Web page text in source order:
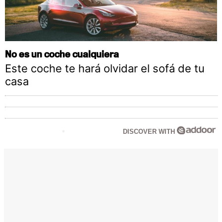
No es un coche cualquiera
Este coche te hará olvidar el sofá de tu
casa
DISCOVER WITH